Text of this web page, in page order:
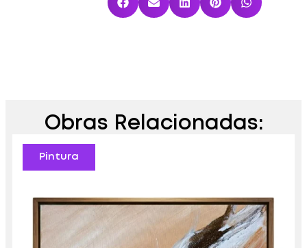
Obras Relacionadas:
Pintura